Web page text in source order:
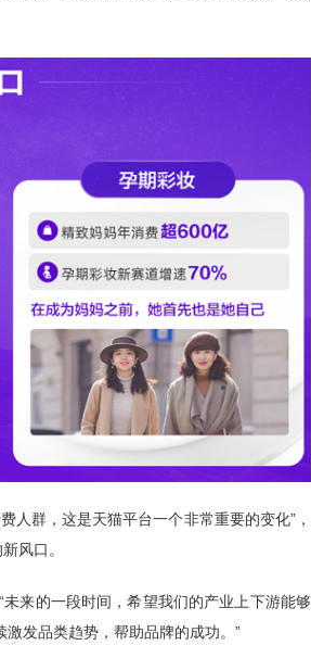
人群，这是天猫平台一个非常重要的变化”，
风口。
来的一段时间，希望我们的产业上下游能够
发品类趋势，帮助品牌的成功。”